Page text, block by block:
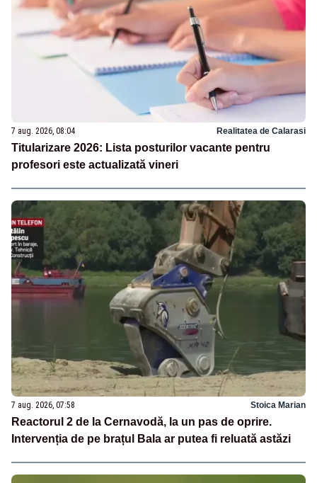
7 aug. 2026, 08:04 Realitatea de Calarasi
Titularizare 2026: Lista posturilor vacante pentru
profesori este actualizată vineri
7 aug. 2026, 07:58 Stoica Marian
Reactorul 2 de la Cernavodă, la un pas de oprire.
Intervenția de pe brațul Bala ar putea fi reluată astăzi